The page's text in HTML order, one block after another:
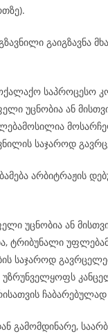
გაიგზავნა
საპროცესო
უცნობია ან
საჯაროდ
არბიტრაჟის
უცნობია ან
ტრიბუნალი
საჯაროდ
უზრუნველყოფს
გამომდინარე,